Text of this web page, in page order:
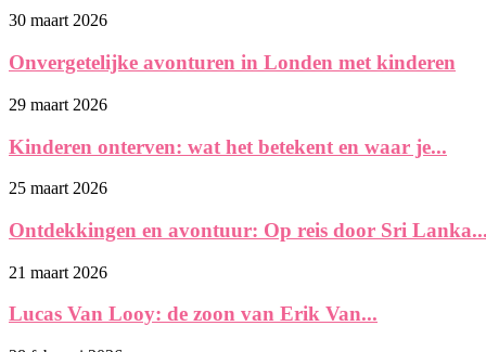
30 maart 2026
Onvergetelijke avonturen in Londen met kinderen
29 maart 2026
Kinderen onterven: wat het betekent en waar je...
25 maart 2026
Ontdekkingen en avontuur: Op reis door Sri Lanka...
21 maart 2026
Lucas Van Looy: de zoon van Erik Van...